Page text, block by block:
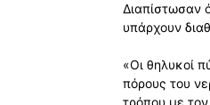
Διαπίστωσαν
υπάρχουν
«Οι θηλυκοί
πόρους του
τρόπου με